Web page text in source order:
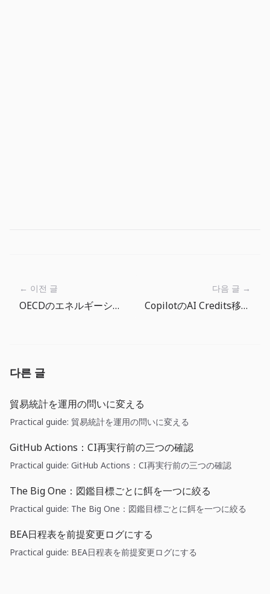
← 이전 글
OECDのエネルギーショック警告：AIブームにもコスト構造の限界がある
다음 글 →
CopilotのAI Credits移行で、開発チームにAI利用の運用設計が必要になった
다른 글
貿易統計を運用の問いに変える
Practical guide: 貿易統計を運用の問いに変える
GitHub Actions：CI再実行前の三つの確認
Practical guide: GitHub Actions：CI再実行前の三つの確認
The Big One：図鑑目標ごとに餌を一つに絞る
Practical guide: The Big One：図鑑目標ごとに餌を一つに絞る
BEA日程表を前提変更ログにする
Practical guide: BEA日程表を前提変更ログにする